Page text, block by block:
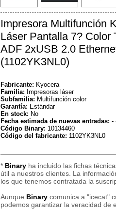
Impresora Multifunción
Láser Pantalla 7? Color
ADF 2xUSB 2.0
(1102YK3NL0)
Fabricante: Kyocera
Familia: Impresoras láser
Subfamilia: Multifunción color
Garantía: Estándar
En stock: No
Fecha estimada de nuevas entradas: -
Código Binary: 10134460
Código del fabricante: 1102YK3NL0
* Binary ha incluido las fichas
útil a nuestros clientes. La
los que tenemos contratada la
Aunque Binary comunica a "icecat"
podemos garantizar la veracidad de